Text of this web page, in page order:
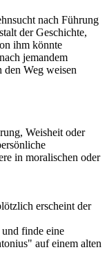
nach Führung
der Geschichte,
ihm könnte
jemandem
den Weg weisen
Weisheit oder
in moralischen oder
erscheint der
finde eine
auf einem alten